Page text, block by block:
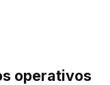
operativos